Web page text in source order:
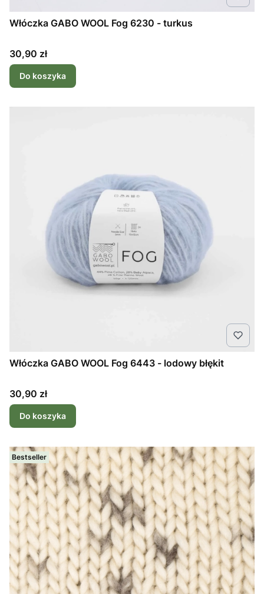
Włóczka GABO WOOL Fog 6230 - turkus
Cena
30,90 zł
Do koszyka
Włóczka GABO WOOL Fog 6443 - lodowy błękit
Cena
30,90 zł
Do koszyka
Bestseller